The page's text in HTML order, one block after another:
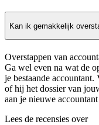
Kan ik gemakkelijk
Overstappen van
Ga wel even na wat de
je bestaande
of hij het dossier van
aan je nieuwe
Lees de recensies over